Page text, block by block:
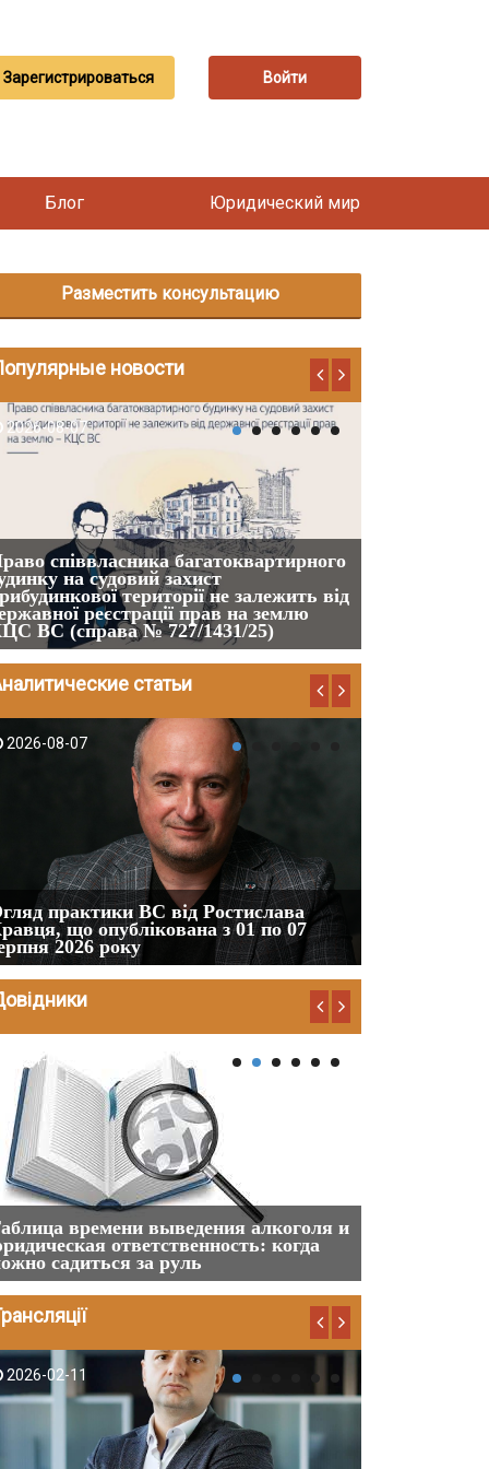
Зарегистрироваться Войти
Блог Юридический мир
Разместить консультацию
новости
2026-08-07
співвласника багатоквартирного
на судовий захист
території не залежить від
реєстрації прав на землю
ВС (справа № 727/1431/25)
статьи
2026-08-07
практики ВС від Ростислава
що опублікована з 01 по 07
2026 року
2024-03-22
времени выведения алкоголя и
ответственность: когда
садиться за руль
2026-02-11